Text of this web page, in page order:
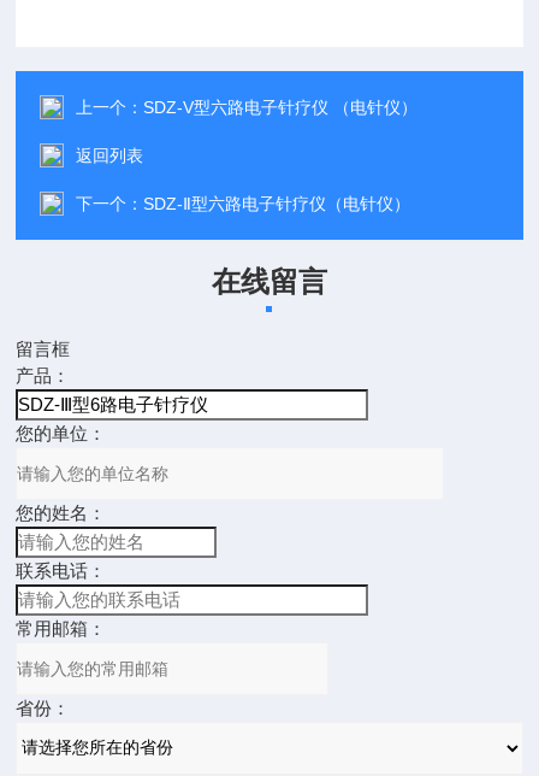
上一个：SDZ-V型六路电子针疗仪 （电针仪）
返回列表
下一个：SDZ-Ⅱ型六路电子针疗仪（电针仪）
在线留言
留言框
产品：
您的单位：
您的姓名：
联系电话：
常用邮箱：
省份：